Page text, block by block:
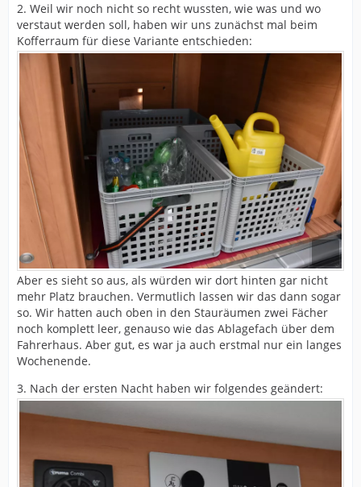
2. Weil wir noch nicht so recht wussten, wie was und wo
verstaut werden soll, haben wir uns zunächst mal beim
Kofferraum für diese Variante entschieden:
Aber es sieht so aus, als würden wir dort hinten gar nicht
mehr Platz brauchen. Vermutlich lassen wir das dann sogar
so. Wir hatten auch oben in den Stauräumen zwei Fächer
noch komplett leer, genauso wie das Ablagefach über dem
Fahrerhaus. Aber gut, es war ja auch erstmal nur ein langes
Wochenende.
3. Nach der ersten Nacht haben wir folgendes geändert: